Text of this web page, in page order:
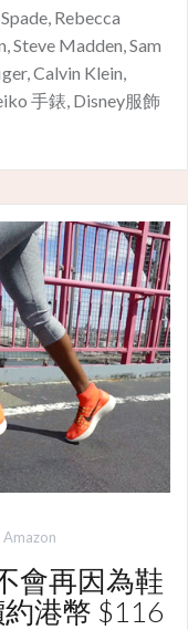
Rebecca
Steve Madden, Sam
Calvin Klein,
手錶, Disney服飾
Amazon
會再因為鞋
港幣 $116